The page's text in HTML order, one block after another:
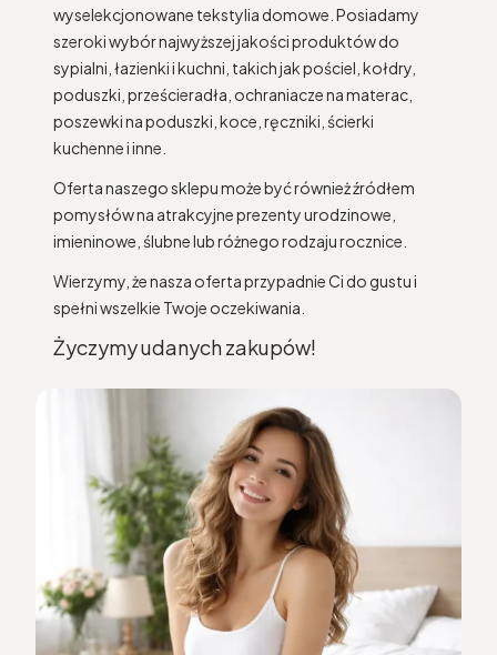
wyselekcjonowane tekstylia domowe. Posiadamy
szeroki wybór najwyższej jakości produktów do
sypialni, łazienki i kuchni, takich jak pościel, kołdry,
poduszki, prześcieradła, ochraniacze na materac,
poszewki na poduszki, koce, ręczniki, ścierki
kuchenne i inne.
Oferta naszego sklepu może być również źródłem
pomysłów na atrakcyjne prezenty urodzinowe,
imieninowe, ślubne lub różnego rodzaju rocznice.
Wierzymy, że nasza oferta przypadnie Ci do gustu i
spełni wszelkie Twoje oczekiwania.
Życzymy udanych zakupów!